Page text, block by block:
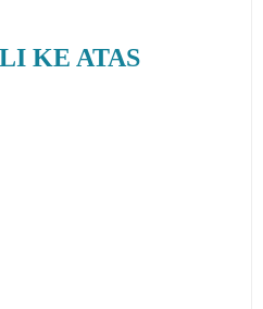
KE ATAS